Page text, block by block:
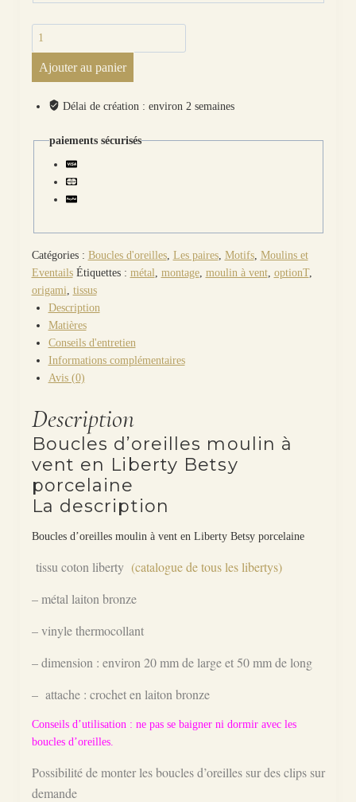
quantité
de
Boucles
d'oreilles
moulin
vent
porcelaine
Ajouter au panier
Délai de création : environ 2 semaines
paiements sécurisés
Catégories : Boucles d'oreilles, Les paires, Motifs, Moulins et
Eventails Étiquettes : métal montage, moulin à vent, optionT,
origami tissus
Description
Matières
Conseils d'entretien
Informations complémentaires
Avis (0)
Description
Boucles d’oreilles moulin à
vent en Liberty Betsy
porcelaine
La description
Boucles d’oreilles moulin à vent en Liberty Betsy porcelaine
tissu coton liberty (catalogue de tous les libertys)
– métal laiton bronze
– vinyle thermocollant
– dimension : environ 20 mm de large et 50 mm de long
– attache : crochet en laiton bronze
Conseils d’utilisation : ne pas se baigner ni dormir avec les
boucles d’oreilles.
Possibilité de monter les boucles d’oreilles sur des clips sur
demande